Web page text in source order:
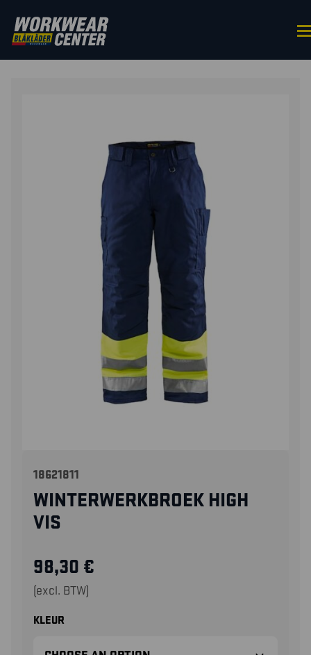
HOME/BROEKEN/
/
18621811
WINTERWERKBROEK HIGH
VIS
98,30 €
(excl. BTW)
KLEUR